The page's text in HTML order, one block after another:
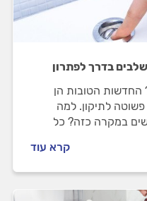
בדרך לפתרון
הטובות הן
לתיקון. למה
במקרה כזה? כל
קרא עוד